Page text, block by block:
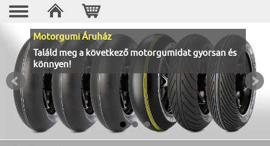
Motorgumi Áruház
Találd meg a következő motorgumidat gyorsan és
könnyen!